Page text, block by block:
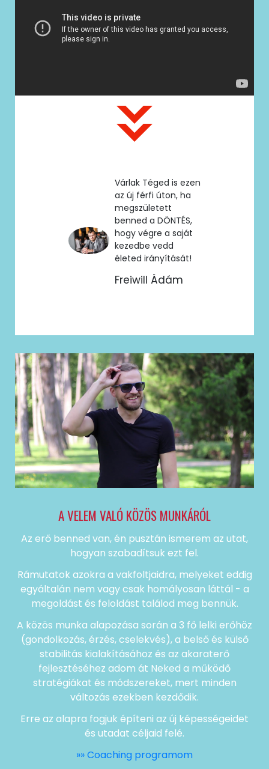
A VELEM VALÓ KÖZÖS MUNKÁRÓL
Az erő benned van, én pusztán ismerem az utat,
hogyan szabadítsuk ezt fel.
Rámutatok azokra a vakfoltjaidra, melyeket eddig
egyáltalán nem vagy csak homályosan láttál - a
megoldást és feloldást találod meg bennük.
A közös munka alapozása során a 3 fő lelki erőhöz
(gondolkozás, érzés, cselekvés), a belső és külső
stabilitás kialakításához és az akaraterő
fejlesztéséhez adom át Neked a működő
stratégiákat és módszereket, mert minden
változás ezekben kezdődik.
Erre az alapra fogjuk építeni az új képességeidet
és utadat céljaid felé.
»» Coaching programom
Várlak Téged is ezen
az új férfi úton, ha
megszületett
benned a DÖNTÉS,
hogy végre a saját
kezedbe vedd
életed irányítását!
Freiwill Ádám